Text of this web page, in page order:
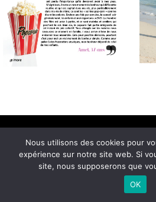
© 2021 Imane Magazine All
Nous utilisons des cookies pour
expérience sur notre site web. Si
site, nous supposerons que
OK